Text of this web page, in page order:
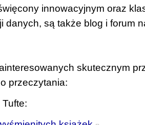
innowacyjnym oraz
danych, są także blog i forum
skutecznym
przeczytania: